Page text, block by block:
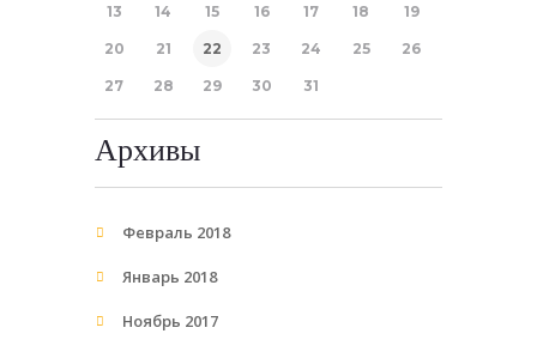
13 14 15 16 17 18 19
20 21 22 23 24 25 26
27 28 29 30 31
Архивы
Февраль 2018
Январь 2018
Ноябрь 2017